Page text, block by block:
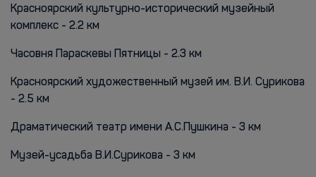
Красноярский культурно-исторический музейный
комплекс - 2.2 км
Часовня Параскевы Пятницы - 2.3 км
Красноярский художественный музей им. В.И. Сурикова
- 2.5 км
Драматический театр имени А.С.Пушкина - 3 км
Музей-усадьба В.И.Сурикова - 3 км